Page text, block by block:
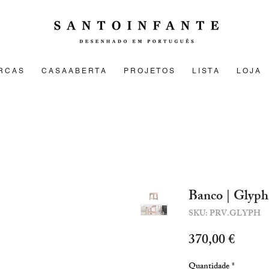
C A S C A S A A B E R T A P R O J E T O S L I S T A L O J A
Banco | Glyph
SKU: PRV.GLYPH
370,00 €Preço